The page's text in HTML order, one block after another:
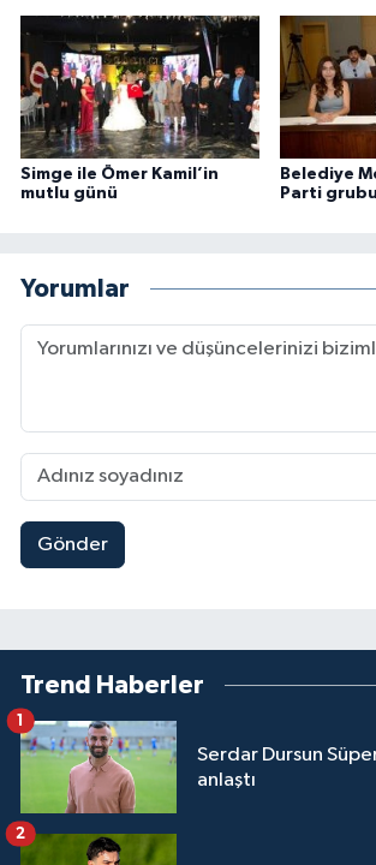
Simge ile Ömer Kamil’in
mutlu günü
Belediye
Parti
Yorumlar
Gönder
Trend Haberler
Serdar Dursun
anlaştı
1
2